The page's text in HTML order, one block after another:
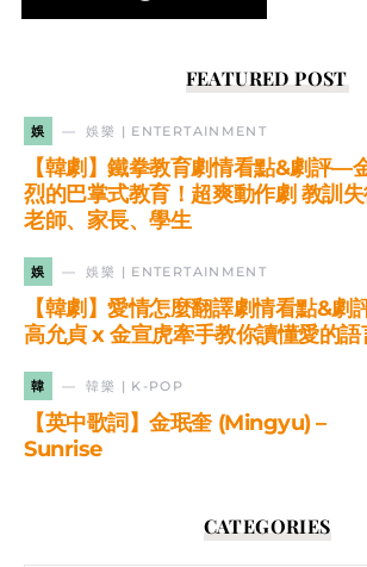
FEATURED POST
娛 娛樂 | ENTERTAINMENT
【韓劇】鐵拳教育劇情看點&劇評—
烈的巴掌式教育！超爽動作劇 教訓
老師、家長、學生
娛 娛樂 | ENTERTAINMENT
【韓劇】愛情怎麼翻譯劇情看點&劇
高允貞 x 金宣虎牽手教你讀懂愛的語
韓 韓樂 | K-POP
【英中歌詞】金珉奎 (Mingyu) –
Sunrise
CATEGORIES